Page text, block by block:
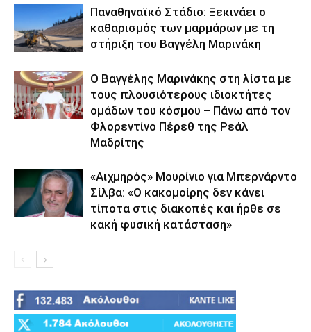
Παναθηναϊκό Στάδιο: Ξεκινάει ο
καθαρισμός των μαρμάρων με τη
στήριξη του Βαγγέλη Μαρινάκη
Ο Βαγγέλης Μαρινάκης στη λίστα με
τους πλουσιότερους ιδιοκτήτες
ομάδων του κόσμου – Πάνω από τον
Φλορεντίνο Πέρεθ της Ρεάλ
Μαδρίτης
«Αιχμηρός» Μουρίνιο για Μπερνάρντο
Σίλβα: «Ο κακομοίρης δεν κάνει
τίποτα στις διακοπές και ήρθε σε
κακή φυσική κατάσταση»